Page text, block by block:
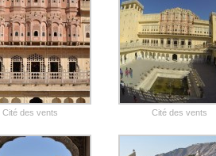
Cité des vents Cité des vents